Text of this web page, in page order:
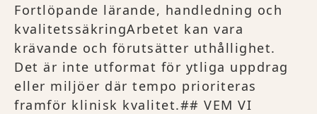
Fortlöpande lärande, handledning och
kvalitetssäkringArbetet kan vara
krävande och förutsätter uthållighet.
Det är inte utformat för ytliga uppdrag
eller miljöer där tempo prioriteras
framför klinisk kvalitet.## VEM VI